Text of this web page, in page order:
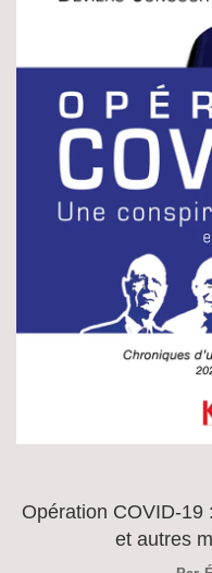
Opération COVID-19
et autres